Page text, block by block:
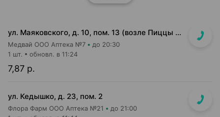
ул. Маяковского, д. 10, пом. 13 (возле Пиццы Мании)
Медвай ООО Аптека №7 до 20:30
7,87 р.
1 шт. обновл. в 11:24
ул. Кедышко, д. 23, пом. 2
Флора Фарм ООО Аптека №21 до 21:00